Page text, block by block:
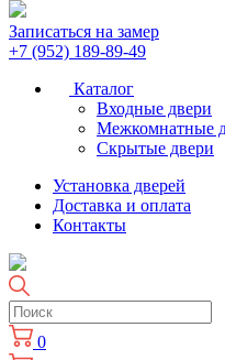
Записаться на замер
+7 (952) 189-89-49
Каталог
Входные двери
Межкомнатные
Скрытые двери
Установка дверей
Доставка и оплата
Контакты
0